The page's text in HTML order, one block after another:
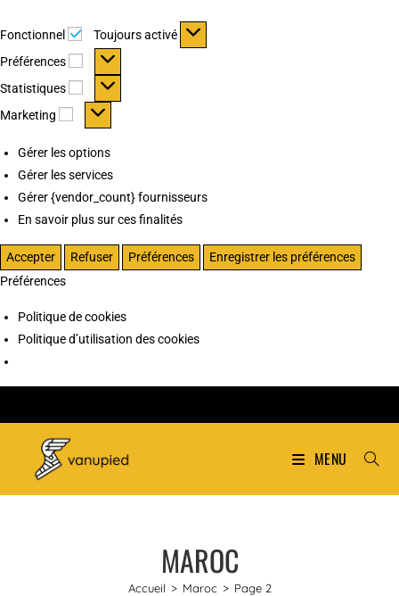
Fonctionnel Fonctionnel
Toujours activé
Préférences
Préférences
Statistiques Statistiques
Marketing Marketing
Gérer les options
Gérer les services
Gérer {vendor_count} fournisseurs
En savoir plus sur ces finalités
Accepter Refuser Préférences
Enregistrer les préférences
Préférences
Politique de cookies
Politique d’utilisation des cookies
MENU
MAROC
Accueil > Maroc > Page 2